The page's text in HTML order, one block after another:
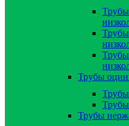
Трубы
Трубы
Трубы
Трубы
Трубы